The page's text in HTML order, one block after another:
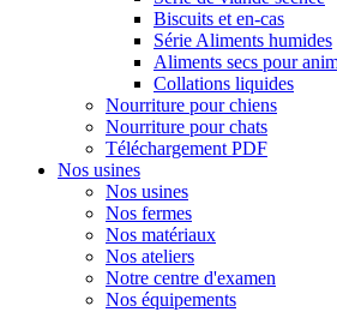
Biscuits et en-cas
Série Aliments humides
Aliments secs pour
Collations liquides
Nourriture pour chiens
Nourriture pour chats
Téléchargement PDF
Nos usines
Nos usines
Nos fermes
Nos matériaux
Nos ateliers
Notre centre d'examen
Nos équipements